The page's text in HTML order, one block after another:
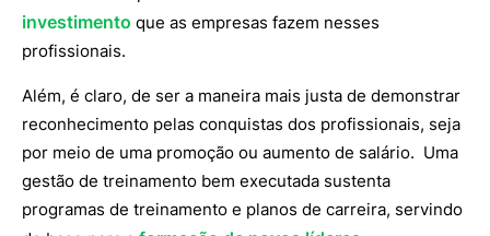
investimento que as empresas fazem nesses
profissionais.
Além, é claro, de ser a maneira mais justa de demonstrar
reconhecimento pelas conquistas dos profissionais, seja
por meio de uma promoção ou aumento de salário. Uma
gestão de treinamento bem executada sustenta
programas de treinamento e planos de carreira, servindo